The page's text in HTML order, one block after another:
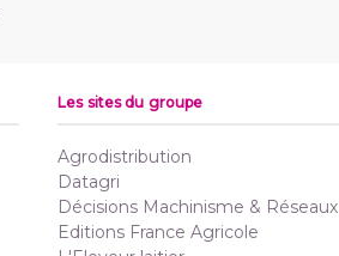
Les sites du groupe
Agrodistribution
Datagri
Décisions Machinisme & Réseaux
Editions France Agricole